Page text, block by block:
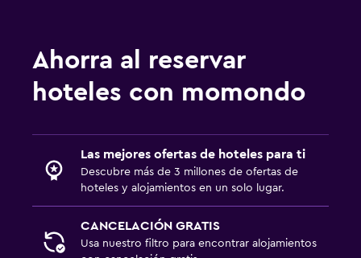
Ahorra al reservar
hoteles con momondo
Las mejores ofertas de hoteles para ti
Descubre más de 3 millones de ofertas de
hoteles y alojamientos en un solo lugar.
CANCELACIÓN GRATIS
Usa nuestro filtro para encontrar alojamientos